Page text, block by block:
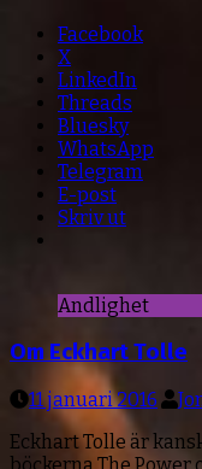
Facebook
X
LinkedIn
Threads
Bluesky
WhatsApp
Telegram
E-post
Skriv ut
Andlighet
Om Eckhart Tolle
11 januari 2016
Eckhart Tolle är